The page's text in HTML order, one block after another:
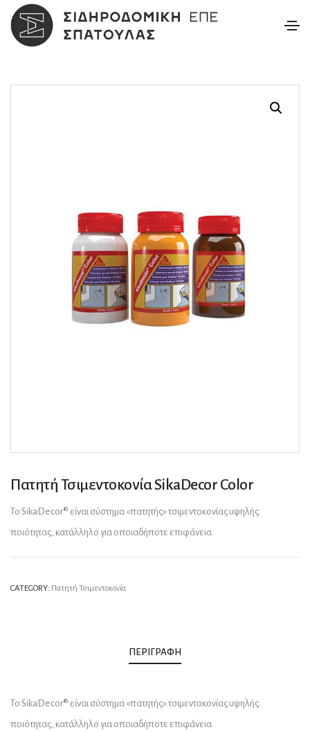
Πατητή Τσιμεντοκονία SikaDecor Color
Το SikaDecor® είναι σύστημα «πατητής» τσιμεντοκονίας υψηλής
ποιότητας, κατάλληλο για οποιαδήποτε επιφάνεια
CATEGORY: Πατητή Τσιμεντοκονία
ΠΕΡΙΓΡΑΦΉ
Το SikaDecor® είναι σύστημα «πατητής» τσιμεντοκονίας υψηλής
ποιότητας, κατάλληλο για οποιαδήποτε επιφάνεια